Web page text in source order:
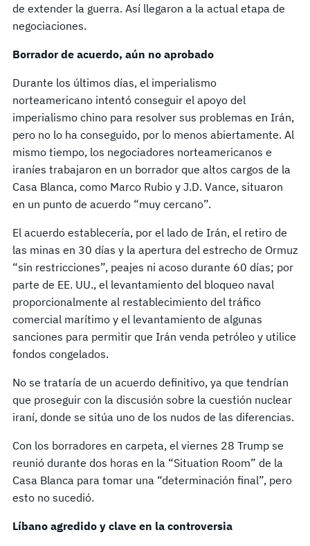
de extender la guerra. Así llegaron a la actual etapa de
negociaciones.
Borrador de acuerdo, aún no aprobado
Durante los últimos días, el imperialismo
norteamericano intentó conseguir el apoyo del
imperialismo chino para resolver sus problemas en Irán,
pero no lo ha conseguido, por lo menos abiertamente. Al
mismo tiempo, los negociadores norteamericanos e
iraníes trabajaron en un borrador que altos cargos de la
Casa Blanca, como Marco Rubio y J.D. Vance, situaron
en un punto de acuerdo “muy cercano”.
El acuerdo establecería, por el lado de Irán, el retiro de
las minas en 30 días y la apertura del estrecho de Ormuz
“sin restricciones”, peajes ni acoso durante 60 días; por
parte de EE. UU., el levantamiento del bloqueo naval
proporcionalmente al restablecimiento del tráfico
comercial marítimo y el levantamiento de algunas
sanciones para permitir que Irán venda petróleo y utilice
fondos congelados.
No se trataría de un acuerdo definitivo, ya que tendrían
que proseguir con la discusión sobre la cuestión nuclear
iraní, donde se sitúa uno de los nudos de las diferencias.
Con los borradores en carpeta, el viernes 28 Trump se
reunió durante dos horas en la “Situation Room” de la
Casa Blanca para tomar una “determinación final”, pero
esto no sucedió.
Líbano agredido y clave en la controversia